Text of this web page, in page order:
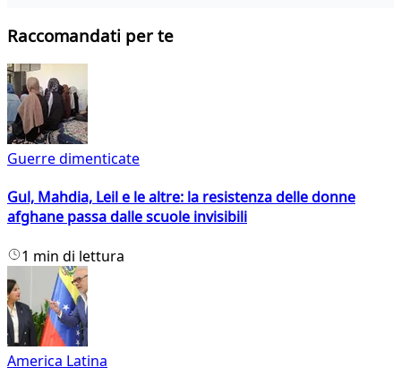
Raccomandati per te
Guerre dimenticate
Gul, Mahdia, Leil e le altre: la resistenza delle donne
afghane passa dalle scuole invisibili
1 min di lettura
America Latina